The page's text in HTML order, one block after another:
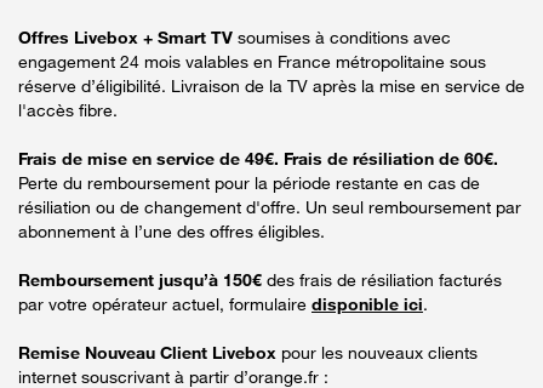
Offres Livebox + Smart TV soumises à conditions avec
engagement 24 mois valables en France métropolitaine sous
réserve d’éligibilité. Livraison de la TV après la mise en service de
l'accès fibre.
Frais de mise en service de 49€. Frais de résiliation de 60€.
Perte du remboursement pour la période restante en cas de
résiliation ou de changement d'offre. Un seul remboursement par
abonnement à l’une des offres éligibles.
Remboursement jusqu’à 150€ des frais de résiliation facturés
par votre opérateur actuel, formulaire disponible ici.
Remise Nouveau Client Livebox pour les nouveaux clients
internet souscrivant à partir d’orange.fr :